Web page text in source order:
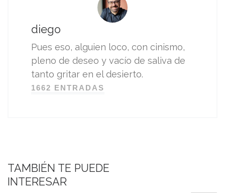
diego
Pues eso, alguien loco, con cinismo,
pleno de deseo y vacío de saliva de
tanto gritar en el desierto.
1662 ENTRADAS
TAMBIÉN TE PUEDE
INTERESAR